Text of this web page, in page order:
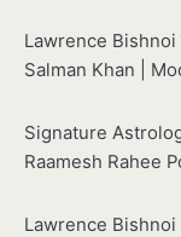
Lawrence Bishnoi
Salman Khan |
Signature
Raamesh Rahee
Lawrence Bishnoi